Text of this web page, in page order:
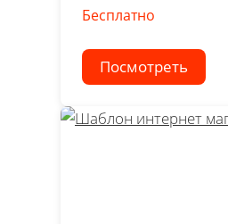
Бесплатно
Посмотреть